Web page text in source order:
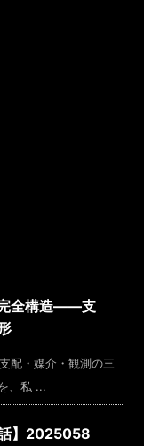
全構造――支
配・媒介・観測の三
、私 ...
話】2025058